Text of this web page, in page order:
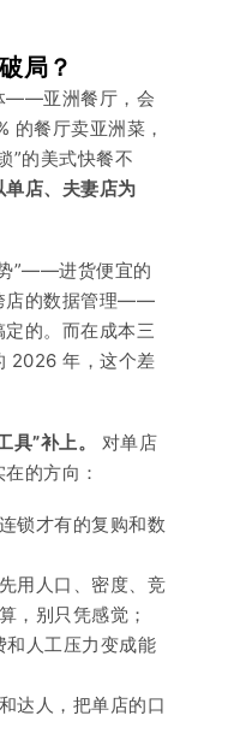
局？
——亚洲餐厅，会
的餐厅卖亚洲菜，
”的美式快餐不
店、夫妻店为
”——进货便宜的
店的数据管理——
的。而在成本三
2026 年，这个差
”补上。
对单店
的方向：
锁才有的复购和数
用人口、密度、竞
，别只凭感觉；
和人工压力变成能
达人，把单店的口